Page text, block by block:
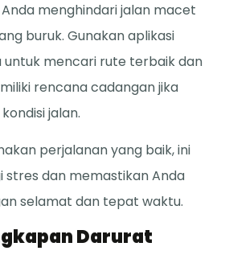
menghindari jalan macet
buruk. Gunakan aplikasi
untuk mencari rute terbaik dan
rencana cadangan jika
jalan.
perjalanan yang baik, ini
dan memastikan Anda
selamat dan tepat waktu.
Darurat